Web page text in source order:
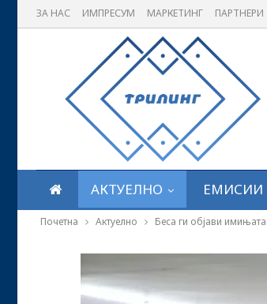
ЗА НАС ИМПРЕСУМ МАРКЕТИНГ ПАРТНЕРИ
АКТУЕЛНО ЕМИСИИ
Почетна Актуелно Беса ги објави